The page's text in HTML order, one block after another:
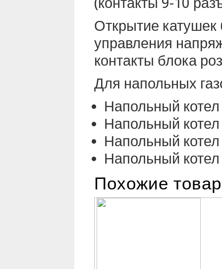
Открытие катушек
управления
контакты блока
Для напольных
Напольный котел
Напольный котел
Напольный
Напольный
Похожие